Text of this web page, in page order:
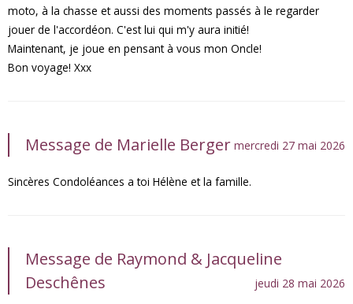
moto, à la chasse et aussi des moments passés à le regarder
jouer de l'accordéon. C'est lui qui m'y aura initié!
Maintenant, je joue en pensant à vous mon Oncle!
Bon voyage! Xxx
Message de Marielle Berger mercredi 27 mai 2026
Sincères Condoléances a toi Hélène et la famille.
Message de Raymond & Jacqueline
Deschênes
jeudi 28 mai 2026